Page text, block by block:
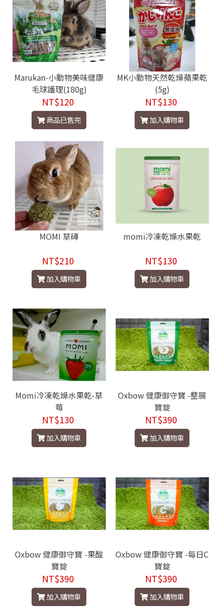
Marukan-小動物美味健康
毛球護理(180g)
NT$120
商品已售完
MK小動物天然乾燥蘋果乾
(5g)
NT$130
加入購物車
MOMI 草磚
NT$210
加入購物車
momi冷凍乾燥水果乾
NT$130
加入購物車
Momi冷凍乾燥水果乾-草
莓
NT$130
加入購物車
Oxbow 健康御守寶 -整腸
寶錠
NT$390
加入購物車
Oxbow 健康御守寶 -果酸
寶錠
NT$390
加入購物車
Oxbow 健康御守寶 -每日C
寶錠
NT$390
加入購物車